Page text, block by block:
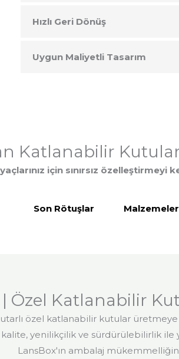
Hızlı Geri Dönüş
Uygun Maliyetli Tasarım
Katlanabilir
için sınırsız özelleştirmeyi
Son Rötuşlar Malzemeler
Özel Katlanabilir
özel katlanabilir kutular
yenilikçilik ve sürdürülebilirlik ile
LansBox'ın ambalaj